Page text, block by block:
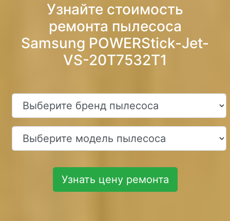
Узнайте стоимость
ремонта пылесоса
Samsung POWERStick-Jet-
VS-20T7532T1
Узнать цену ремонта